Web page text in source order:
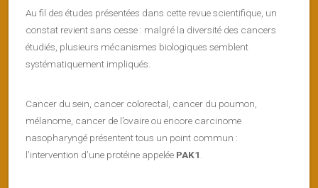
Au fil des études présentées dans cette revue scientifique, un
constat revient sans cesse : malgré la diversité des cancers
étudiés, plusieurs mécanismes biologiques semblent
systématiquement impliqués.
Cancer du sein, cancer colorectal, cancer du poumon,
mélanome, cancer de l’ovaire ou encore carcinome
nasopharyngé présentent tous un point commun :
l’intervention d’une protéine appelée PAK1